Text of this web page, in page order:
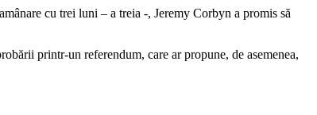
cu trei luni – a treia -, Jeremy Corbyn a promis să
printr-un referendum, care ar propune, de asemenea,